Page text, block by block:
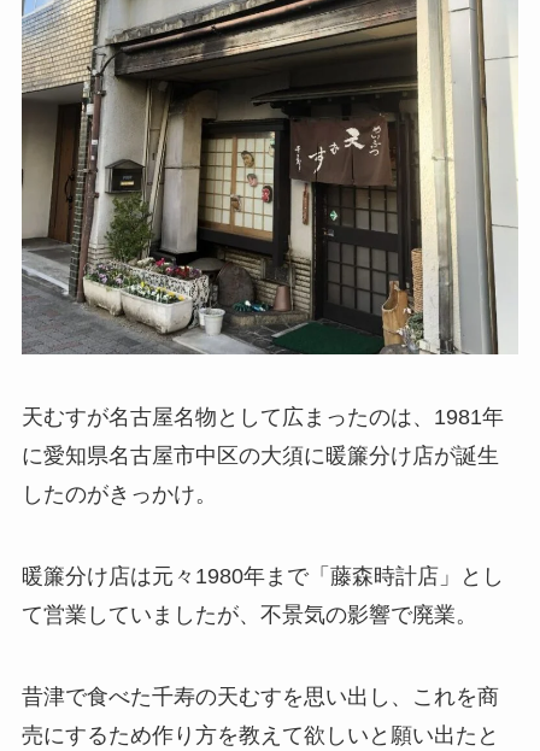
天むすが名古屋名物として広まったのは、1981年
に愛知県名古屋市中区の大須に暖簾分け店が誕生
したのがきっかけ。
暖簾分け店は元々1980年まで「藤森時計店」とし
て営業していましたが、不景気の影響で廃業。
昔津で食べた千寿の天むすを思い出し、これを商
売にするため作り方を教えて欲しいと願い出たと